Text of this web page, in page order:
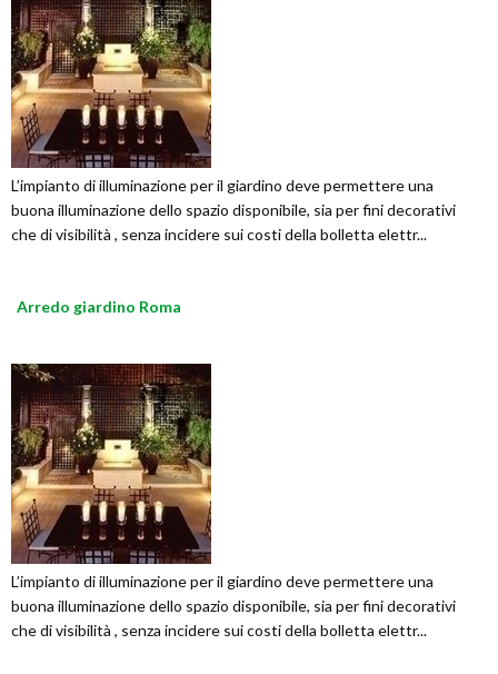
L’impianto di illuminazione per il giardino deve permettere una
buona illuminazione dello spazio disponibile, sia per fini decorativi
che di visibilità , senza incidere sui costi della bolletta elettr...
Arredo giardino Roma
L’impianto di illuminazione per il giardino deve permettere una
buona illuminazione dello spazio disponibile, sia per fini decorativi
che di visibilità , senza incidere sui costi della bolletta elettr...